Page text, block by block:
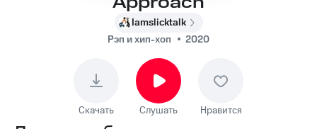
Iamslicktalk
Рэп и хип-хоп
2020
Скачать Слушать Нравится